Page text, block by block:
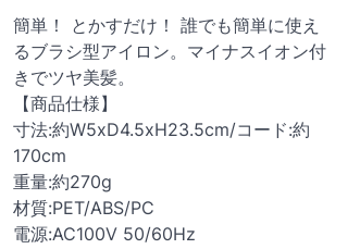
簡単！ とかすだけ！ 誰でも簡単に使え
るブラシ型アイロン。マイナスイオン付
きでツヤ美髪。
【商品仕様】
寸法:約W5xD4.5xH23.5cm/コード:約
170cm
重量:約270g
材質:PET/ABS/PC
電源:AC100V 50/60Hz